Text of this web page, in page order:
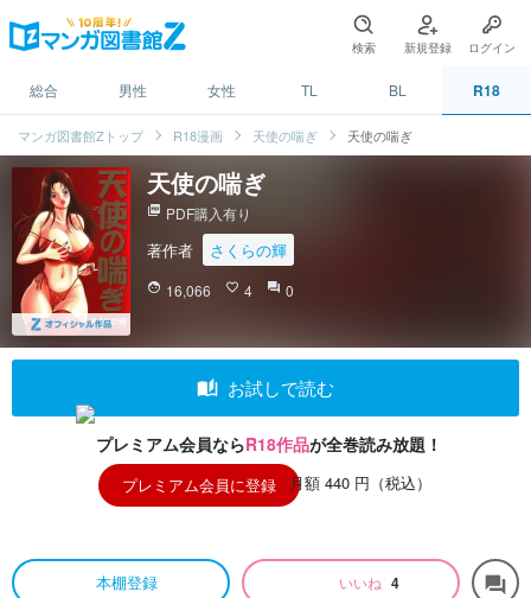
検索 新規登録 ログイン
総合 男性 女性 TL BL R18
マンガ図書館Zトップ R18漫画 天使の喘ぎ 天使の喘ぎ
天使の喘ぎ
picture_as_pdf PDF購入有り
著作者 さくらの輝
face 16,066 favorite_border 4 question_answer 0
auto_stories お試しで読む
プレミアム会員ならR18作品が全巻読み放題！
プレミアム会員に登録 月額 440 円（税込）
本棚登録 いいね 4 forum